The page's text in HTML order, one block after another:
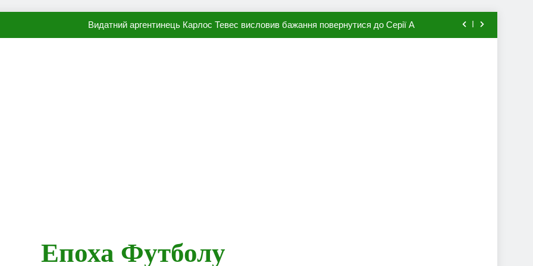
Видатний аргентинець Карлос Тевес висловив бажання повернутися до Серії А
Епоха Футболу